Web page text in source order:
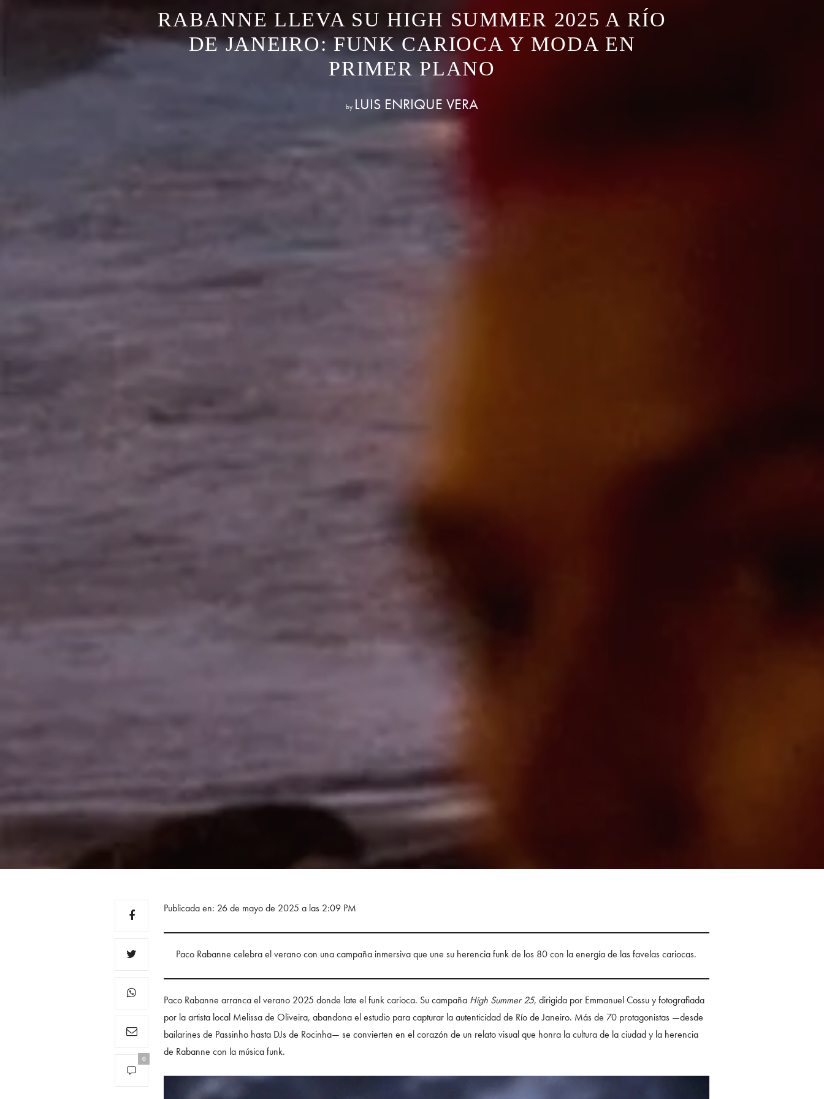
RABANNE LLEVA SU HIGH SUMMER 2025 A RÍO
DE JANEIRO: FUNK CARIOCA Y MODA EN
PRIMER PLANO
by LUIS ENRIQUE VERA
0
Publicada en: 26 de mayo de 2025 a las 2:09 PM
Paco Rabanne celebra el verano con una campaña inmersiva que une su herencia funk de los 80 con la energía de las favelas cariocas.
Paco Rabanne arranca el verano 2025 donde late el funk carioca. Su campaña High Summer 25, dirigida por Emmanuel Cossu y fotografiada
por la artista local Melissa de Oliveira, abandona el estudio para capturar la autenticidad de Río de Janeiro. Más de 70 protagonistas —desde
bailarines de Passinho hasta DJs de Rocinha— se convierten en el corazón de un relato visual que honra la cultura de la ciudad y la herencia
de Rabanne con la música funk.